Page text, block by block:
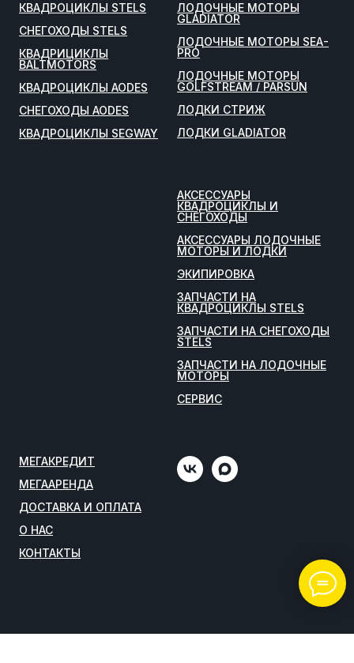
КВАДРОЦИКЛЫ STELS
СНЕГОХОДЫ STELS
КВАДРИЦИКЛЫ
BALTMOTORS
КВАДРОЦИКЛЫ AODES
СНЕГОХОДЫ AODES
КВАДРОЦИКЛЫ SEGWAY
ЛОДОЧНЫЕ МОТОРЫ
GLADIATOR
ЛОДОЧНЫЕ МОТОРЫ SEA-
PRO
ЛОДОЧНЫЕ МОТОРЫ
GOLFSTREAM / PARSUN
ЛОДКИ СТРИЖ
ЛОДКИ GLADIATOR
АКСЕССУАРЫ
КВАДРОЦИКЛЫ И
СНЕГОХОДЫ
АКСЕССУАРЫ ЛОДОЧНЫЕ
МОТОРЫ И ЛОДКИ
ЭКИПИРОВКА
ЗАПЧАСТИ НА
КВАДРОЦИКЛЫ STELS
ЗАПЧАСТИ НА СНЕГОХОДЫ
STELS
ЗАПЧАСТИ НА ЛОДОЧНЫЕ
МОТОРЫ
СЕРВИС
МЕГАКРЕДИТ
МЕГААРЕНДА
ДОСТАВКА И ОПЛАТА
О НАС
КОНТАКТЫ